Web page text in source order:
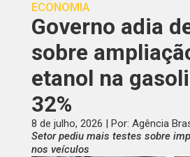
ECONOMIA
Governo adia
sobre
etanol na
32%
8 de julho, 2026 | Por: Agência
Setor pediu mais testes sobre
nos veículos